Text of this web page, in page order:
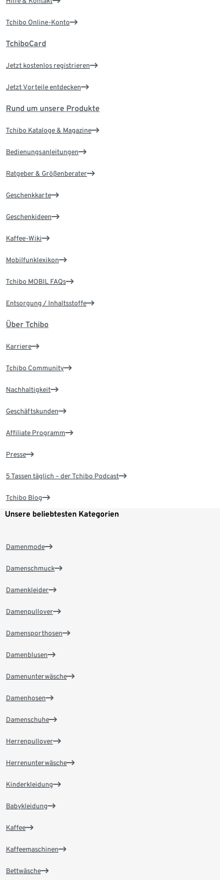
Tchibo Online-Konto
TchiboCard
Jetzt kostenlos registrieren
Jetzt Vorteile entdecken
Rund um unsere Produkte
Tchibo Kataloge & Magazine
Bedienungsanleitungen
Ratgeber & Größenberater
Geschenkkarte
Geschenkideen
Kaffee-Wiki
Mobilfunklexikon
Tchibo MOBIL FAQs
Entsorgung / Inhaltsstoffe
Über Tchibo
Karriere
Tchibo Community
Nachhaltigkeit
Geschäftskunden
Affiliate Programm
Presse
5 Tassen täglich – der Tchibo Podcast
Tchibo Blog
Unsere beliebtesten Kategorien
Damenmode
Damenschmuck
Damenkleider
Damenpullover
Damensporthosen
Damenblusen
Damenunterwäsche
Damenhosen
Damenschuhe
Herrenpullover
Herrenunterwäsche
Kinderkleidung
Babykleidung
Kaffee
Kaffeemaschinen
Bettwäsche